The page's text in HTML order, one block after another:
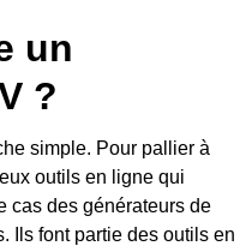
un
?
simple. Pour pallier à
outils en ligne qui
cas des générateurs de
Ils font partie des outils en